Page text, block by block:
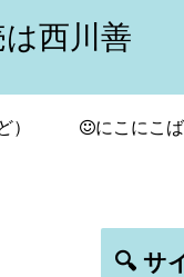
西川善
） にこにこ
🔍 サ